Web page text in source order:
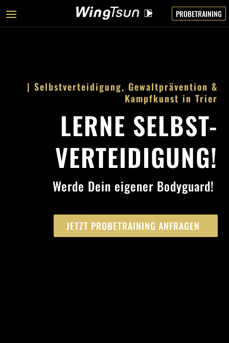
PROBETRAINING
| Selbstverteidigung, Gewaltprävention &
Kampfkunst in Trier
LERNE SELBST-
VERTEIDIGUNG!
Werde Dein eigener Bodyguard!
JETZT PROBETRAINING ANFRAGEN